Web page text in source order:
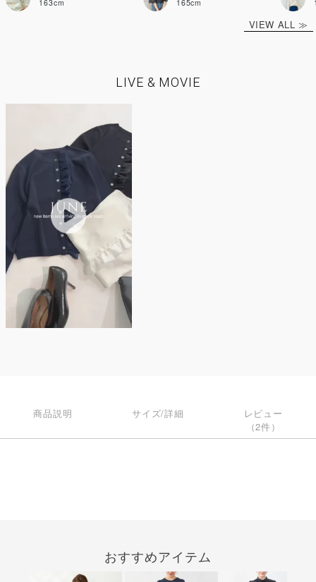
163cm 165cm
VIEW ALL ≫
LIVE & MOVIE
商品説明 サイズ/詳細
レビュー
（2件）
おすすめアイテム